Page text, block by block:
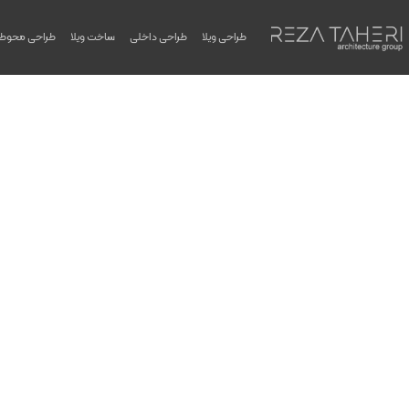
طراحی ویلا طراحی داخلی ساخت ویلا طراحی